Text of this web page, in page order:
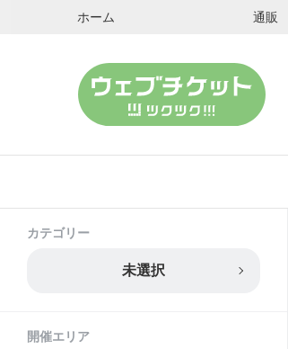
ホーム 通販
カテゴリー
未選択
開催エリア